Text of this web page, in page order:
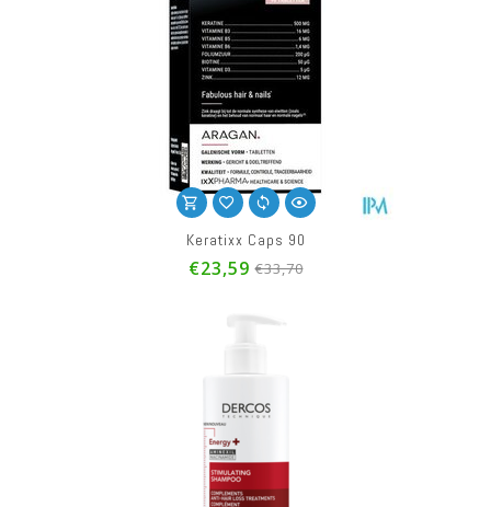
Keratixx Caps 90
€23,59 €33,70